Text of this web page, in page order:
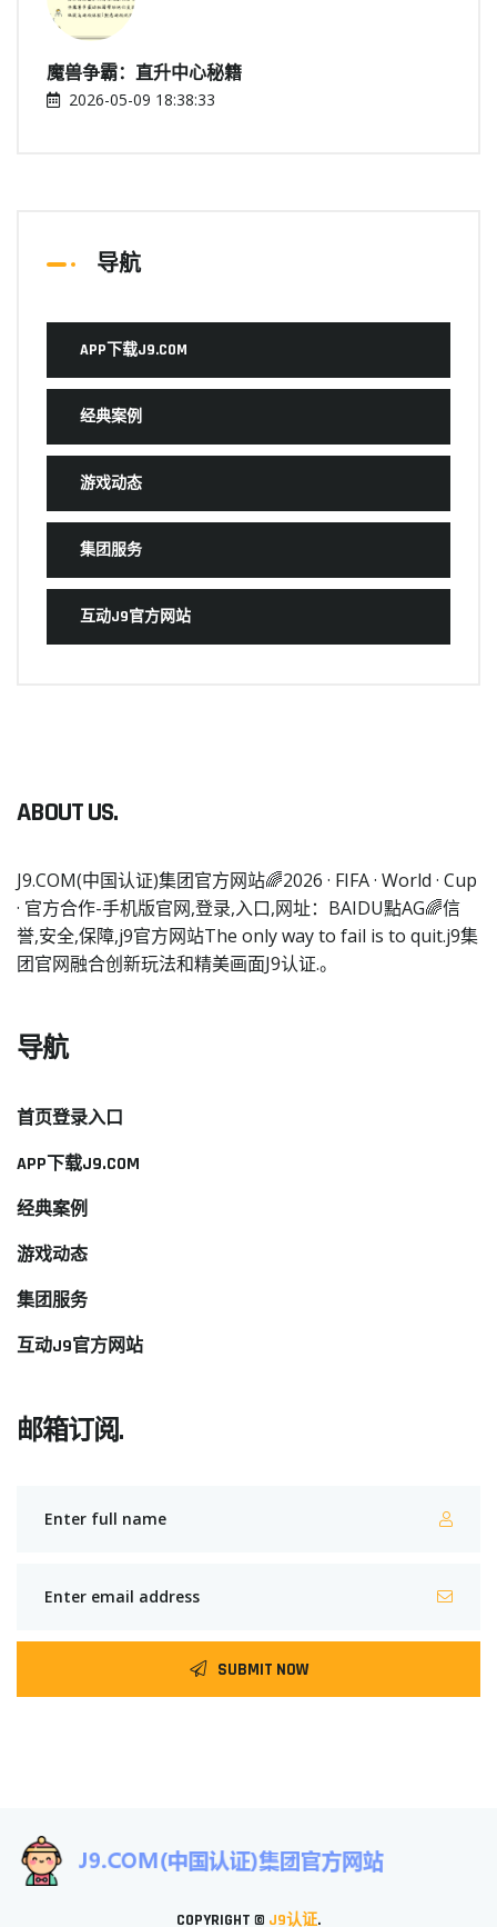
魔兽争霸：直升中心秘籍
2026-05-09 18:38:33
导航
APP下载J9.COM
经典案例
游戏动态
集团服务
互动J9官方网站
ABOUT US.
J9.COM(中国认证)集团官方网站🌈2026 · FIFA · World · Cup
· 官方合作-手机版官网,登录,入口,网址：BAIDU點AG🌈信
誉,安全,保障,j9官方网站The only way to fail is to quit.j9集
团官网融合创新玩法和精美画面J9认证.。
导航
首页登录入口
APP下载J9.COM
经典案例
游戏动态
集团服务
互动J9官方网站
邮箱订阅.
SUBMIT NOW
COPYRIGHT © J9认证.